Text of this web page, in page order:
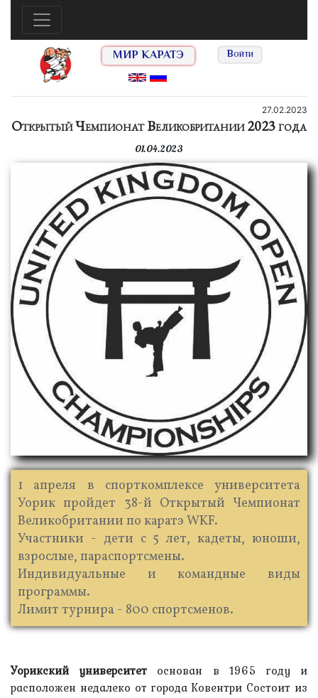
МИР КАРАТЭ Войти
27.02.2023
Открытый Чемпионат Великобритании 2023 года
01.04.2023
1 апреля в спорткомплексе университета
Уорик пройдет 38-й Открытый Чемпионат
Великобритании по каратэ WKF.
Участники - дети с 5 лет, кадеты, юноши,
взрослые, параспортсмены.
Индивидуальные и командные виды
программы.
Лимит турнира - 800 спортсменов.
Уорикский университет основан в 1965 году и
расположен недалеко от города Ковентри Состоит из